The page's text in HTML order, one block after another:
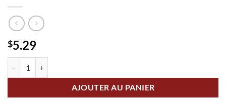
$5.29
AJOUTER AU PANIER